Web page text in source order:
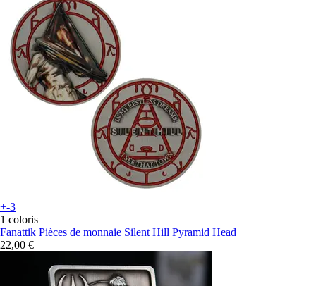
+-3
1 coloris
Fanattik Pièces de monnaie Silent Hill Pyramid Head
22,00 €